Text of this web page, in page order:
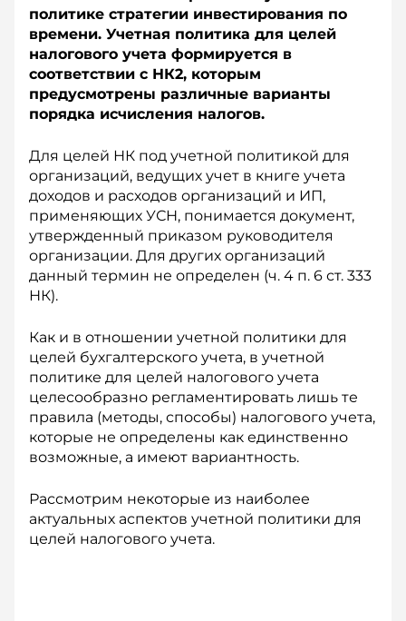
политике стратегии инвестирования по
времени. Учетная политика для целей
налогового учета формируется в
соответствии с НК2, которым
предусмотрены различные варианты
порядка исчисления налогов.
Для целей НК под учетной политикой для
организаций, ведущих учет в книге учета
доходов и расходов организаций и ИП,
применяющих УСН, понимается документ,
утвержденный приказом руководителя
организации. Для других организаций
данный термин не определен (ч. 4 п. 6 ст. 333
НК).
Как и в отношении учетной политики для
целей бухгалтерского учета, в учетной
политике для целей налогового учета
целесообразно регламентировать лишь те
правила (методы, способы) налогового учета,
которые не определены как единственно
возможные, а имеют вариантность.
Рассмотрим некоторые из наиболее
актуальных аспектов учетной политики для
целей налогового учета.